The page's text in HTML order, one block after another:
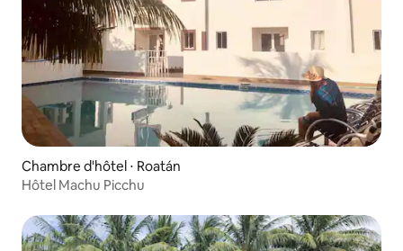
Chambre d'hôtel ⋅ Roatán
Hôtel Machu Picchu